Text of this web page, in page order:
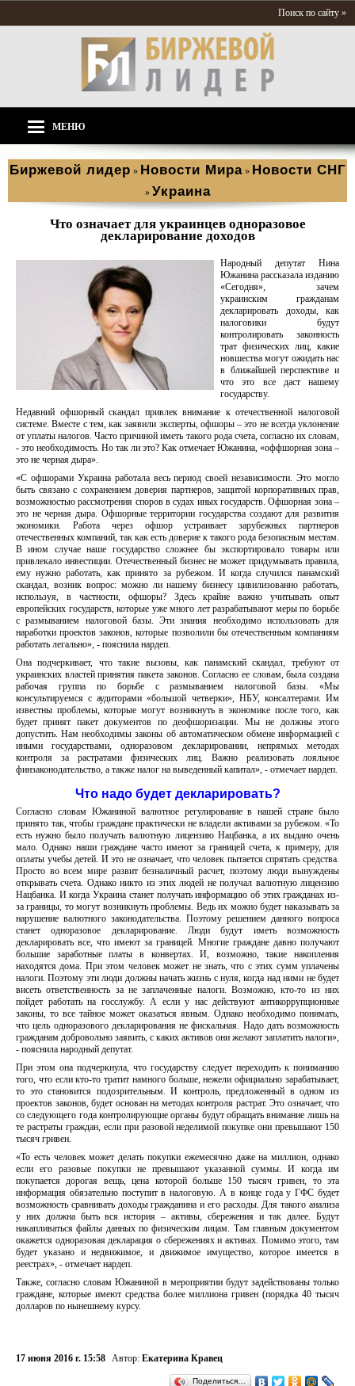
Поиск по сайту »
МЕНЮ
Биржевой лидер » Новости Мира » Новости СНГ
» Украина
Что означает для украинцев одноразовое
декларирование доходов
Народный депутат Нина
Южанина рассказала изданию
«Сегодня», зачем
украинским гражданам
декларировать доходы, как
налоговики будут
контролировать законность
трат физических лиц, какие
новшества могут ожидать нас
в ближайшей перспективе и
что это все даст нашему
государству.
Недавний офшорный скандал привлек внимание к отечественной налоговой
системе. Вместе с тем, как заявили эксперты, офшоры – это не всегда уклонение
от уплаты налогов. Часто причиной иметь такого рода счета, согласно их словам,
- это необходимость. Но так ли это? Как отмечает Южанина, «оффшорная зона –
это не черная дыра».
«С офшорами Украина работала весь период своей независимости. Это могло
быть связано с сохранением доверия партнеров, защитой корпоративных прав,
возможностью рассмотрения споров в судах иных государств. Офшорная зона –
это не черная дыра. Офшорные территории государства создают для развития
экономики. Работа через офшор устраивает зарубежных партнеров
отечественных компаний, так как есть доверие к такого рода безопасным местам.
В ином случае наше государство сложнее бы экспортировало товары или
привлекало инвестиции. Отечественный бизнес не может придумывать правила,
ему нужно работать, как принято за рубежом. И когда случился панамский
скандал, возник вопрос: можно ли нашему бизнесу цивилизованно работать,
используя, в частности, офшоры? Здесь крайне важно учитывать опыт
европейских государств, которые уже много лет разрабатывают меры по борьбе
с размыванием налоговой базы. Эти знания необходимо использовать для
наработки проектов законов, которые позволили бы отечественным компаниям
работать легально», - пояснила нардеп.
Она подчеркивает, что такие вызовы, как панамский скандал, требуют от
украинских властей принятия пакета законов. Согласно ее словам, была создана
рабочая группа по борьбе с размыванием налоговой базы. «Мы
консультируемся с аудиторами «большой четверки», НБУ, консалтерами. Им
известны проблемы, которые могут возникнуть в экономике после того, как
будет принят пакет документов по деофшоризации. Мы не должны этого
допустить. Нам необходимы законы об автоматическом обмене информацией с
иными государствами, одноразовом декларировании, непрямых методах
контроля за растратами физических лиц. Важно реализовать лояльное
финзаконодательство, а также налог на выведенный капитал», - отмечает нардеп.
Что надо будет декларировать?
Согласно словам Южаниной валютное регулирование в нашей стране было
принято так, чтобы граждане практически не владели активами за рубежом. «То
есть нужно было получать валютную лицензию Нацбанка, а их выдано очень
мало. Однако наши граждане часто имеют за границей счета, к примеру, для
оплаты учебы детей. И это не означает, что человек пытается спрятать средства.
Просто во всем мире развит безналичный расчет, поэтому люди вынуждены
открывать счета. Однако никто из этих людей не получал валютную лицензию
Нацбанка. И когда Украина станет получать информацию об этих гражданах из-
за границы, то могут возникнуть проблемы. Ведь их можно будет наказывать за
нарушение валютного законодательства. Поэтому решением данного вопроса
станет одноразовое декларирование. Люди будут иметь возможность
декларировать все, что имеют за границей. Многие граждане давно получают
большие заработные платы в конвертах. И, возможно, такие накопления
находятся дома. При этом человек может не знать, что с этих сумм уплачены
налоги. Поэтому эти люди должны начать жизнь с нуля, когда над ними не будет
висеть ответственность за не заплаченные налоги. Возможно, кто-то из них
пойдет работать на госслужбу. А если у нас действуют антикоррупционные
законы, то все тайное может оказаться явным. Однако необходимо понимать,
что цель одноразового декларирования не фискальная. Надо дать возможность
гражданам добровольно заявить, с каких активов они желают заплатить налоги»,
- пояснила народный депутат.
При этом она подчеркнула, что государству следует переходить к пониманию
того, что если кто-то тратит намного больше, нежели официально зарабатывает,
то это становится подозрительным. И контроль, предложенный в одном из
проектов законов, будет основан на методах контроля растрат. Это означает, что
со следующего года контролирующие органы будут обращать внимание лишь на
те растраты граждан, если при разовой неделимой покупке они превышают 150
тысяч гривен.
«То есть человек может делать покупки ежемесячно даже на миллион, однако
если его разовые покупки не превышают указанной суммы. И когда им
покупается дорогая вещь, цена которой больше 150 тысяч гривен, то эта
информация обязательно поступит в налоговую. А в конце года у ГФС будет
возможность сравнивать доходы гражданина и его расходы. Для такого анализа
у них должна быть вся история – активы, сбережения и так далее. Будут
накапливаться файлы данных по физическим лицам. Там главным документом
окажется одноразовая декларация о сбережениях и активах. Помимо этого, там
будет указано и недвижимое, и движимое имущество, которое имеется в
реестрах», - отмечает нардеп.
Также, согласно словам Южаниной в мероприятии будут задействованы только
граждане, которые имеют средства более миллиона гривен (порядка 40 тысяч
долларов по нынешнему курсу.
17 июня 2016 г. 15:58 Автор: Екатерина Кравец
Поделиться…